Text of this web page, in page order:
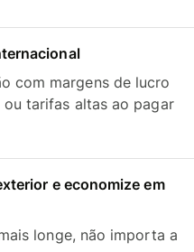
com margens de lucro
tarifas altas ao pagar
e economize em
longe, não importa a